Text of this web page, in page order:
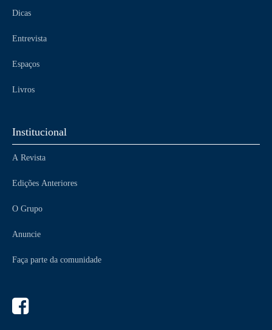
Dicas
Entrevista
Espaços
Livros
Institucional
A Revista
Edições Anteriores
O Grupo
Anuncie
Faça parte da comunidade